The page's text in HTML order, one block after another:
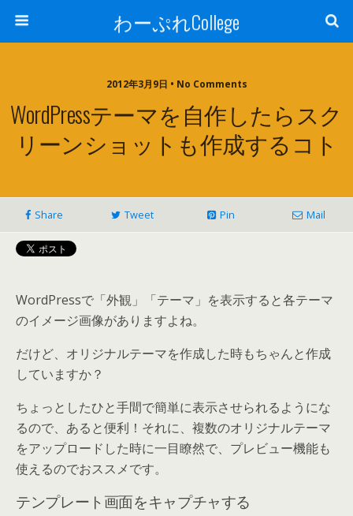
わーぷれCollege
2012年3月9日 • No Comments
WordPressテーマを自作したらスク
リーンショットも作成するコト
Share Tweet Pin Mail
WordPressで「外観」「テーマ」を表示すると各テーマ
のイメージ画像がありますよね。
だけど、オリジナルテーマを作成した時もちゃんと作成
していますか？
ちょっとしたひと手間で簡単に表示させられるようにな
るので、あると便利！それに、複数のオリジナルテーマ
をアップロードした時に一目瞭然で、プレビュー機能も
使えるのでおススメです。
テンプレート画面をキャプチャする